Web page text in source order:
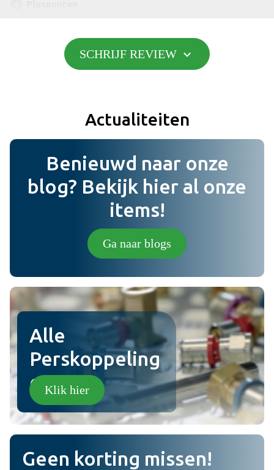
Foto (niet verplicht) (jpg,png).
Plaats review
SCHRIJF REVIEW expand_more
Actualiteiten
Benieuwd naar onze
blog? Bekijk hier al onze
items!
Ga naar blogs
Alle
Perskoppeling
en!Klik hier
Geen korting missen!